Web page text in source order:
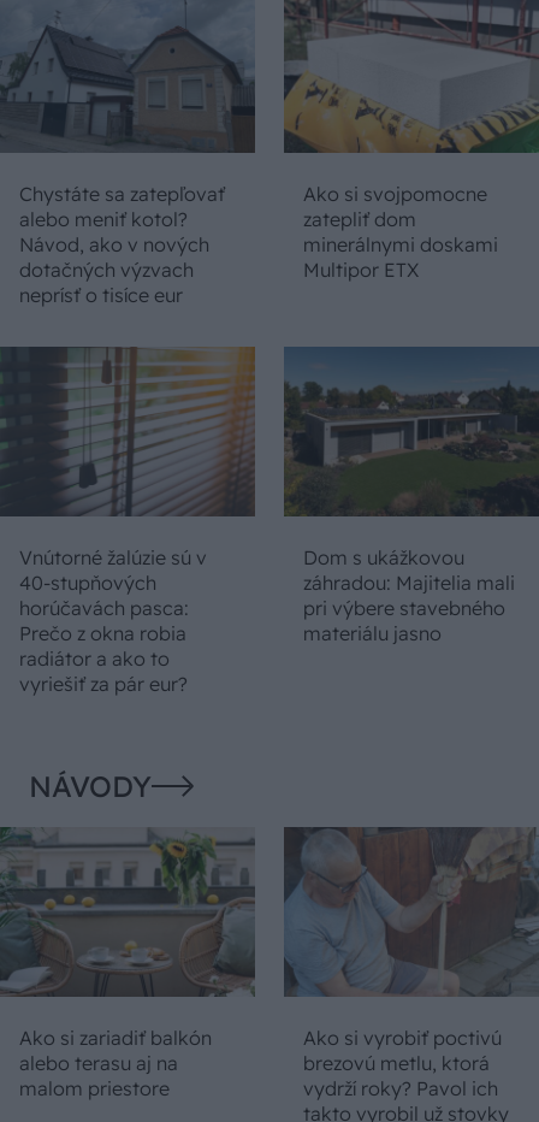
Chystáte sa zatepľovať
alebo meniť kotol?
Návod, ako v nových
dotačných výzvach
neprísť o tisíce eur
Ako si svojpomocne
zatepliť dom
minerálnymi doskami
Multipor ETX
Vnútorné žalúzie sú v
40-stupňových
horúčavách pasca:
Prečo z okna robia
radiátor a ako to
vyriešiť za pár eur?
Dom s ukážkovou
záhradou: Majitelia mali
pri výbere stavebného
materiálu jasno
NÁVODY
Ako si zariadiť balkón
alebo terasu aj na
malom priestore
Ako si vyrobiť poctivú
brezovú metlu, ktorá
vydrží roky? Pavol ich
takto vyrobil už stovky